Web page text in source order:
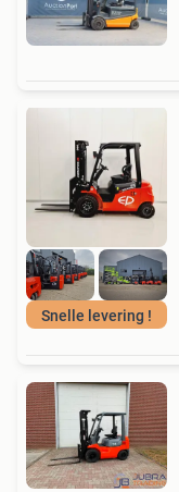
Snelle levering !